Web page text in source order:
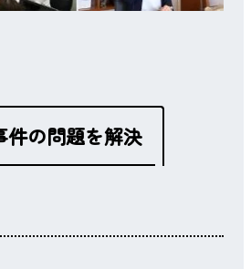
件の問題を解決